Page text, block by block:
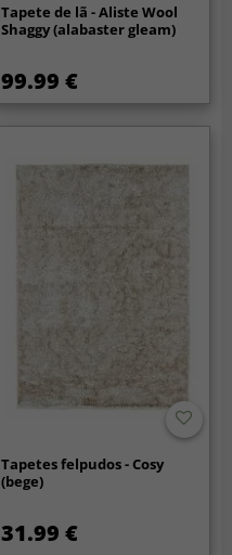
Tapete de lã - Aliste Wool
Shaggy (alabaster gleam)
99.99 €
Tapetes felpudos - Cosy
(bege)
31.99 €